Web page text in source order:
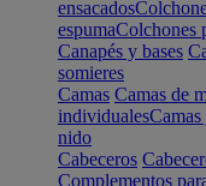
ensacados
espumaColchones
Canapés y bases
somieres
Camas Camas de
individuales
nido
Cabeceros
Complementos